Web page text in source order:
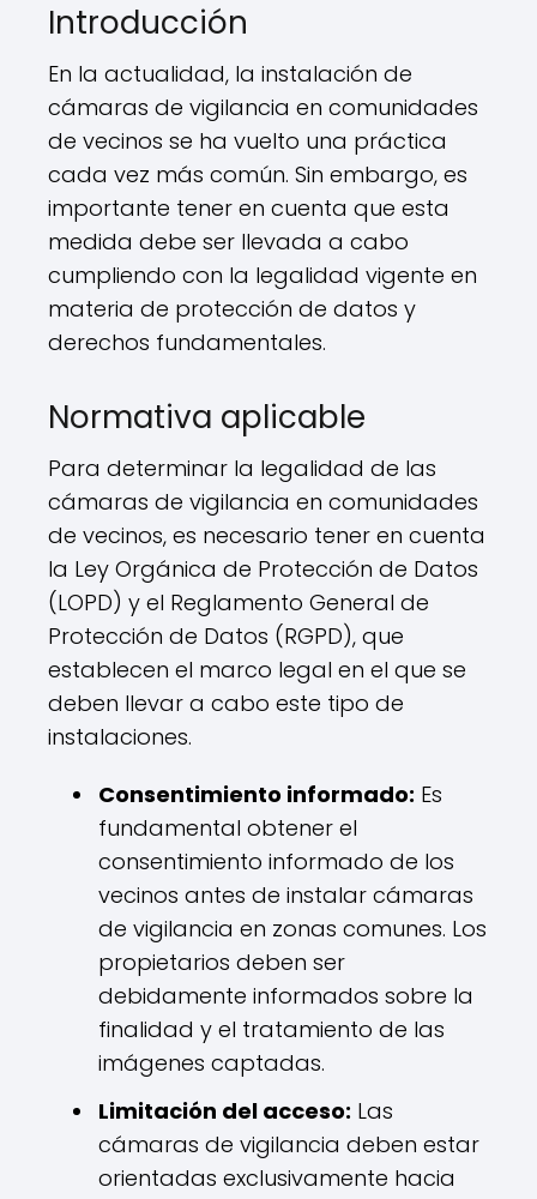
Introducción
En la actualidad, la instalación de
cámaras de vigilancia en comunidades
de vecinos se ha vuelto una práctica
cada vez más común. Sin embargo, es
importante tener en cuenta que esta
medida debe ser llevada a cabo
cumpliendo con la legalidad vigente en
materia de protección de datos y
derechos fundamentales.
Normativa aplicable
Para determinar la legalidad de las
cámaras de vigilancia en comunidades
de vecinos, es necesario tener en cuenta
la Ley Orgánica de Protección de Datos
(LOPD) y el Reglamento General de
Protección de Datos (RGPD), que
establecen el marco legal en el que se
deben llevar a cabo este tipo de
instalaciones.
Consentimiento informado: Es
fundamental obtener el
consentimiento informado de los
vecinos antes de instalar cámaras
de vigilancia en zonas comunes. Los
propietarios deben ser
debidamente informados sobre la
finalidad y el tratamiento de las
imágenes captadas.
Limitación del acceso: Las
cámaras de vigilancia deben estar
orientadas exclusivamente hacia